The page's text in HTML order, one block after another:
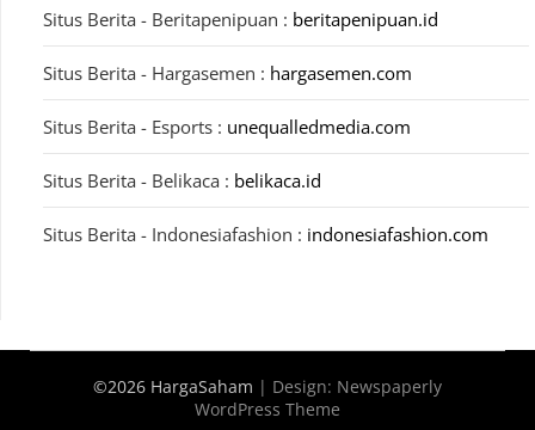
Situs Berita - Beritapenipuan : beritapenipuan.id
Situs Berita - Hargasemen : hargasemen.com
Situs Berita - Esports : unequalledmedia.com
Situs Berita - Belikaca : belikaca.id
Situs Berita - Indonesiafashion : indonesiafashion.com
©2026 HargaSaham | Design: Newspaperly
WordPress Theme